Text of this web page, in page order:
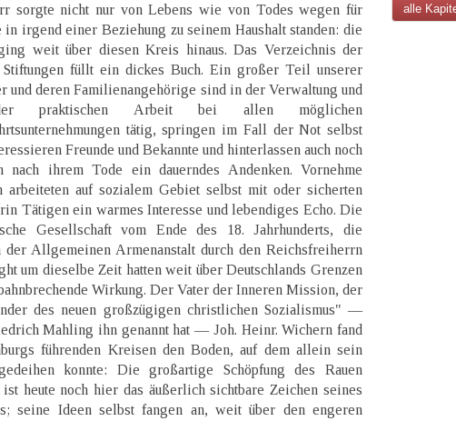
sorgte nicht nur von Lebens wie von Todes wegen für
in irgend einer Beziehung zu seinem Haushalt standen: die
weit über diesen Kreis hinaus. Das Verzeichnis der
Stiftungen füllt ein dickes Buch. Ein großer Teil unserer
und deren Familienangehörige sind in der Verwaltung und
praktischen Arbeit bei allen möglichen
tätig, springen im Fall der Not selbst
Freunde und Bekannte und hinterlassen auch noch
nach ihrem Tode ein dauerndes Andenken. Vornehme
arbeiteten auf sozialem Gebiet selbst mit oder sicherten
Tätigen ein warmes Interesse und lebendiges Echo. Die
Gesellschaft vom Ende des 18. Jahrhunderts, die
der Allgemeinen Armenanstalt durch den Reichsfreiherrn
um dieselbe Zeit hatten weit über Deutschlands Grenzen
Wirkung. Der Vater der Inneren Mission, der
des neuen großzügigen christlichen Sozialismus" —
Mahling ihn genannt hat — Joh. Heinr. Wichern fand
führenden Kreisen den Boden, auf dem allein sein
konnte: Die großartige Schöpfung des Rauen
ist heute noch hier das äußerlich sichtbare Zeichen seines
seine Ideen selbst fangen an, weit über den engeren
alle